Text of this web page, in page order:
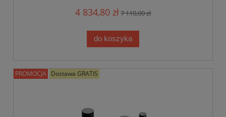
4 834,80 zł7 110,00 zł
do koszyka
PROMOCJA Dostawa GRATIS